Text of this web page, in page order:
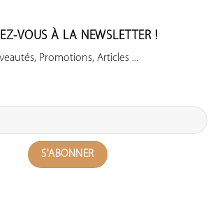
VOUS À LA NEWSLETTER !
Promotions, Articles ...